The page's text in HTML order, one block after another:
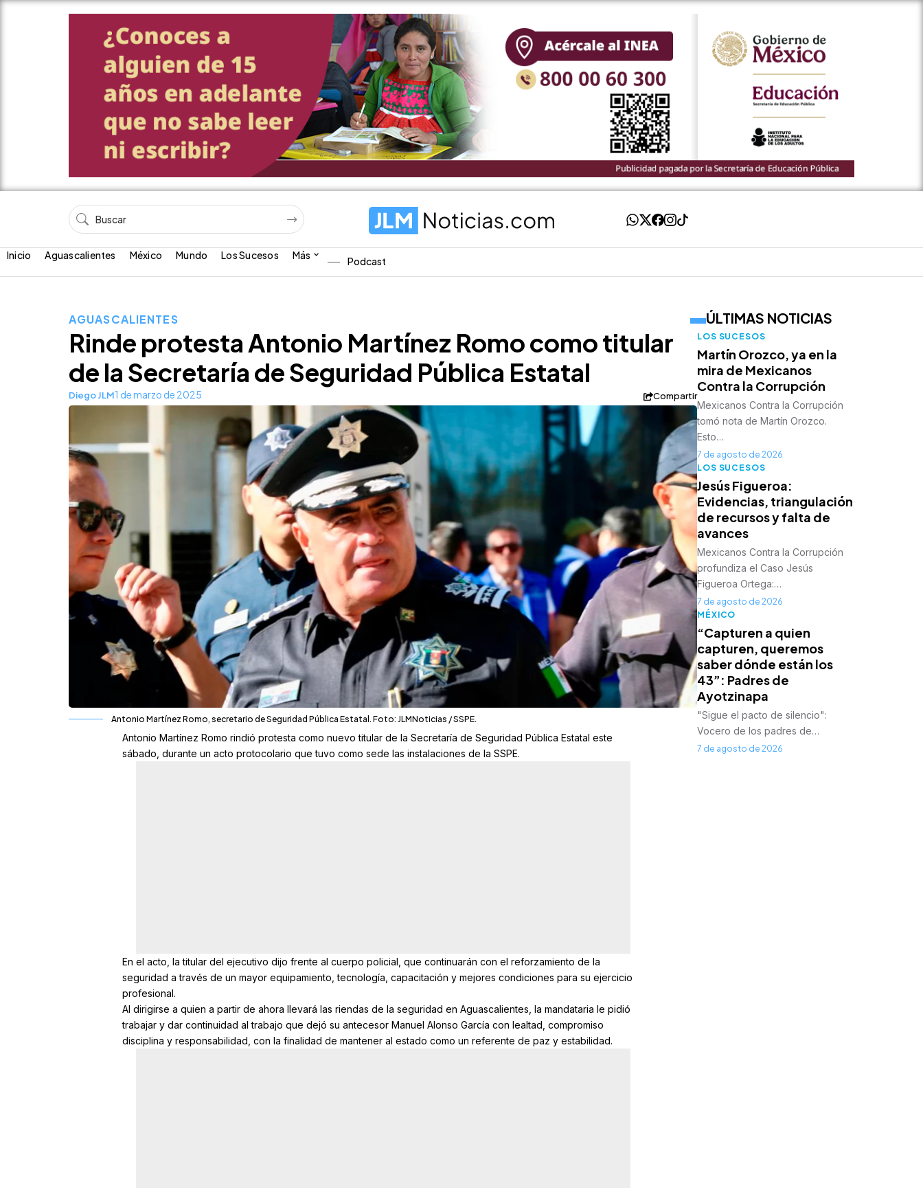
Inicio Aguascalientes México Mundo Los Sucesos Más Podcast
AGUASCALIENTES
Rinde protesta Antonio Martínez Romo como titular
de la Secretaría de Seguridad Pública Estatal
Diego JLM1 de marzo de 2025 Compartir
Antonio Martínez Romo, secretario de Seguridad Pública Estatal. Foto: JLMNoticias / SSPE.
Antonio Martínez Romo rindió protesta como nuevo titular de la Secretaría de Seguridad Pública Estatal este
sábado, durante un acto protocolario que tuvo como sede las instalaciones de la SSPE.
En el acto, la titular del ejecutivo dijo frente al cuerpo policial, que continuarán con el reforzamiento de la
seguridad a través de un mayor equipamiento, tecnología, capacitación y mejores condiciones para su ejercicio
profesional.
Al dirigirse a quien a partir de ahora llevará las riendas de la seguridad en Aguascalientes, la mandataria le pidió
trabajar y dar continuidad al trabajo que dejó su antecesor Manuel Alonso García con lealtad, compromiso
disciplina y responsabilidad, con la finalidad de mantener al estado como un referente de paz y estabilidad.
ÚLTIMAS NOTICIAS
LOS SUCESOS
Martín Orozco, ya en la
mira de Mexicanos
Contra la Corrupción
Mexicanos Contra la Corrupción
tomó nota de Martín Orozco.
Esto…
7 de agosto de 2026
LOS SUCESOS
Jesús Figueroa:
Evidencias, triangulación
de recursos y falta de
avances
Mexicanos Contra la Corrupción
profundiza el Caso Jesús
Figueroa Ortega:…
7 de agosto de 2026
MÉXICO
“Capturen a quien
capturen, queremos
saber dónde están los
43”: Padres de
Ayotzinapa
"Sigue el pacto de silencio":
Vocero de los padres de…
7 de agosto de 2026